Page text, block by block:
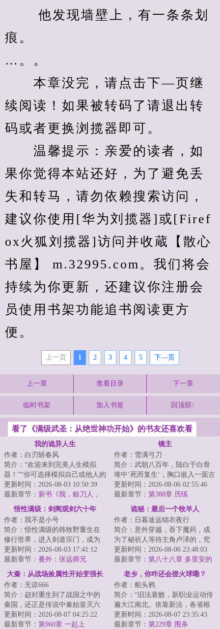
他发现墙壁上，有一条条划
痕。
…。。
本章没完，请点击下—页继
续阅读！如果被转码了请退出转
码或者更换浏揽器即可。
温馨提示：亲爱的读者，如
果你觉得本站还好，为了避免丢
失和转马，请勿依赖搜索访问，
建议你使用[华为刘揽器]或[Firef
ox火狐刘揽器]访问并收蔵【散心
书屋】 m.32995.com。我们将会
持续为你更新，还建议你注册会
员使用书架功能追书阅读更方
便。
上一页 1 2 3 4 5 下—页
上一章 查看目录 下一章
临时书架 加入书签 回顶部↑
看了《满级武圣：从绝世神功开始》的书友还喜欢看
我的诡异人生
作者：白刃斩春风
简介：“欢迎来到完美人生模拟
器！”“你可选择模拟自己或他人的
人生，以此寻求诸多人生难题的
解决方案！...
更新时间：2026-08-03 10:50:39
最新章节： 新书《我，赊刀人，
斗鬼神》已发
镜主
作者：雪满弓刀
简介：武朝八百年，陆白于白骨
堆中‘死而复生’，胸口嵌入一面古
镜，自此踏入波诡云谲，邪祟丛
生的世界。...
更新时间：2026-08-06 02:55:46
最新章节： 第388章 历练
悟性满级：剑阁观剑六十年
作者：我不是小号
简介：悟性满级的韩牧野重生在
修行世界，进入剑道宗门，成为
看守剑阁的观剑人。剑阁中藏剑
十万，观剑人需...
更新时间：2026-08-03 17:41:12
最新章节： 番外：张远师兄
诡秘：最后一个牧羊人
作者：日暮途远锦衣夜行
简介：意外穿越，吞下魔药，成
为了秘祈人等待主角卢泽的，究
竟是主的恩赐，还是绝望与疯
狂？卢泽不知，只...
更新时间：2026-08-06 23:48:03
最新章节： 第八十八章 多里安的
担忧
大秦：从战场捡属性开始变强长
作者：无谅666
简介：赵封重生到了战国之中的
秦国，还正是传说中秦始皇灭六
国一统天下的时期，年龄到了被
征召入伍，分配...
更新时间：2026-08-07 04:25:22
最新章节： 第960章 一起上
老乡，你咋还会搓火球嘞？
作者：船头鸦
简介：“旧法衰败，新职业运动传
遍大江南北。依靠新法，各省根
据地域发展出不同的专属职业。
中原的斥候、...
更新时间：2026-08-07 23:35:43
最新章节： 第229章 围杀